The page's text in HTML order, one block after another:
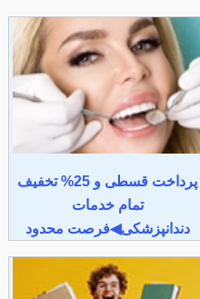
پرداخت قسطی و 25% تخفیف
تمام خدمات
دندانپزشکی◀فرصت محدود